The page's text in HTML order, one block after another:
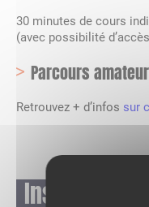
30 minutes de cours
(avec possibilité
Parcours
Retrouvez + d’infos sur
Inscriptions